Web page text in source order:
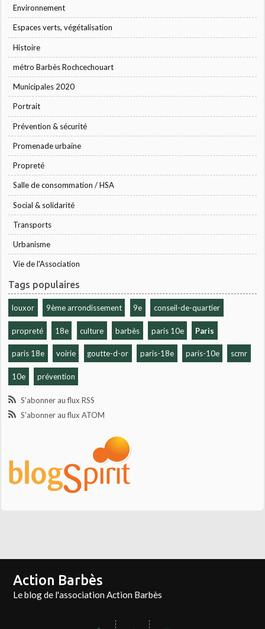
Environnement
Espaces verts, végétalisation
Histoire
métro Barbès Rochcechouart
Municipales 2020
Portrait
Prévention & sécurité
Promenade urbaine
Propreté
Salle de consommation / HSA
Social & solidarité
Transports
Urbanisme
Vie de l'Association
Tags populaires
louxor 9ème arrondissement 9e conseil-de-quartier
propreté 18e culture barbès paris 10e Paris
paris 18e voirie goutte-d-or paris-18e paris-10e scmr
10e prévention
S'abonner au flux RSS
S'abonner au flux ATOM
Action Barbès
Le blog de l'association Action Barbès